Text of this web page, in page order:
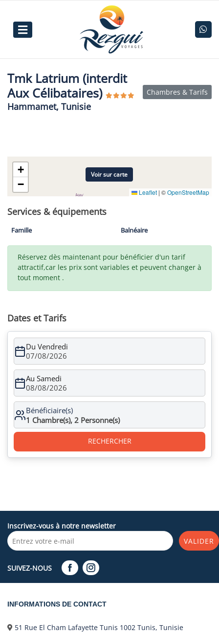
Tmk Latrium (interdit
Aux Célibataires)
Hammamet, Tunisie
Chambres & Tarifs
+
−
Leaflet | ©OpenStreetMap
Voir sur carte
Services & équipements
Famille Balnéaire
Réservez dès maintenant pour bénéficier d'un tarif
attractif,car les prix sont variables et peuvent changer à
tout moment .
Dates et Tarifs
Du Vendredi
07/08/2026
Au Samedi
08/08/2026
Bénéficiaire(s)
1 Chambre(s), 2 Personne(s)
RECHERCHER
Inscrivez-vous à notre newsletter
VALIDER
SUIVEZ-NOUS
INFORMATIONS DE CONTACT
51 Rue El Cham Lafayette Tunis 1002 Tunis, Tunisie